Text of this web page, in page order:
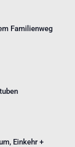
Familienweg
Einkehr +